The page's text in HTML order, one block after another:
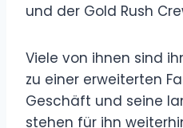
und der Gold Rush
Viele von ihnen sind
zu einer erweiterten
Geschäft und seine
stehen für ihn